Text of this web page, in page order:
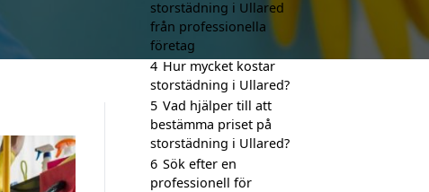
storstädning i Ullared
från professionella
företag
4 Hur mycket kostar
storstädning i Ullared?
5 Vad hjälper till att
bestämma priset på
storstädning i Ullared?
6 Sök efter en
professionell för